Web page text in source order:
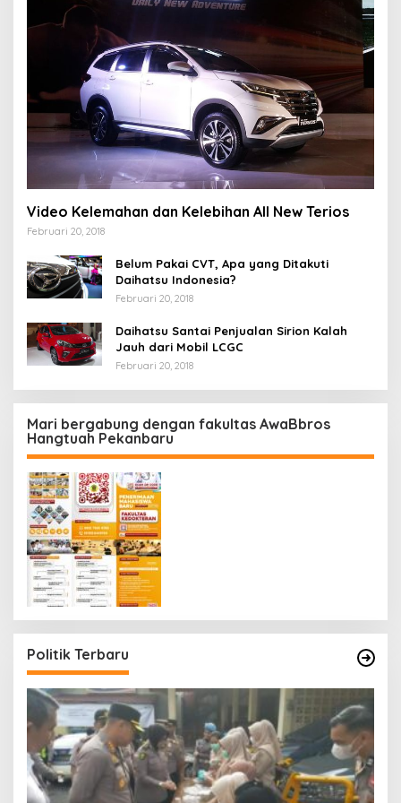
Video Kelemahan dan Kelebihan All New Terios
Februari 20, 2018
Belum Pakai CVT, Apa yang Ditakuti
Daihatsu Indonesia?
Februari 20, 2018
Daihatsu Santai Penjualan Sirion Kalah
Jauh dari Mobil LCGC
Februari 20, 2018
Mari bergabung dengan fakultas AwaBbros
Hangtuah Pekanbaru
Politik Terbaru